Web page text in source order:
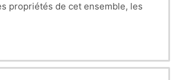
propriétés de cet ensemble, les